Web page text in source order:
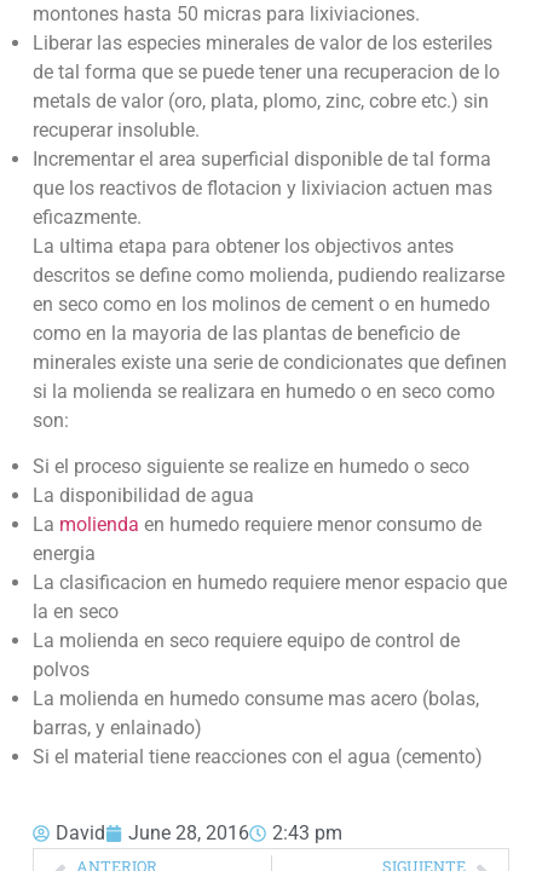
montones hasta 50 micras para lixiviaciones.
Liberar las especies minerales de valor de los esteriles
de tal forma que se puede tener una recuperacion de lo
metals de valor (oro, plata, plomo, zinc, cobre etc.) sin
recuperar insoluble.
Incrementar el area superficial disponible de tal forma
que los reactivos de flotacion y lixiviacion actuen mas
eficazmente.
La ultima etapa para obtener los objectivos antes
descritos se define como molienda, pudiendo realizarse
en seco como en los molinos de cement o en humedo
como en la mayoria de las plantas de beneficio de
minerales existe una serie de condicionates que definen
si la molienda se realizara en humedo o en seco como
son:
Si el proceso siguiente se realize en humedo o seco
La disponibilidad de agua
La molienda en humedo requiere menor consumo de
energia
La clasificacion en humedo requiere menor espacio que
la en seco
La molienda en seco requiere equipo de control de
polvos
La molienda en humedo consume mas acero (bolas,
barras, y enlainado)
Si el material tiene reacciones con el agua (cemento)
David June 28, 2016 2:43 pm
ANTERIOR SIGUIENTE